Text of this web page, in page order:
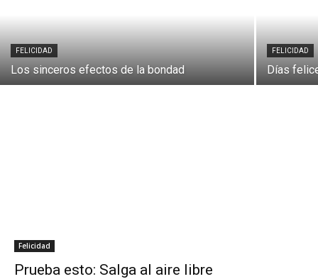
FELICIDAD
Los sinceros efectos de la bondad
FELICIDAD
Días
Felicidad
Prueba esto: Salga al aire libre